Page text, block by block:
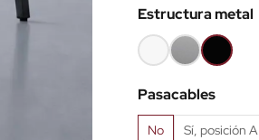
Estructura metal
BlancoGris
aluminio
Negro
Pasacables
No Sí, posición A